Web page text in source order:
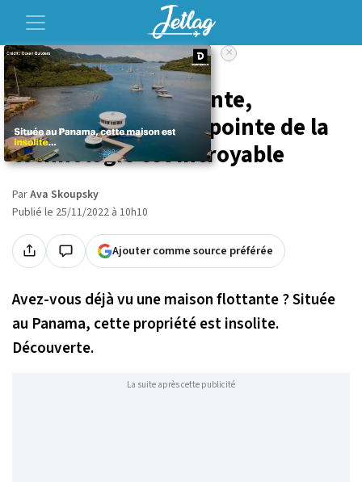
Accueil Voyage
Cette maison flottante,
autosuffisante à la pointe de la
technologie est incroyable
ParAva Skoupsky
Publié le 25/11/2022 à 10h10
Ajouter comme source préférée
×
Avez-vous déjà vu une maison flottante ? Située
au Panama, cette propriété est insolite.
Découverte.
La suite après cette publicité